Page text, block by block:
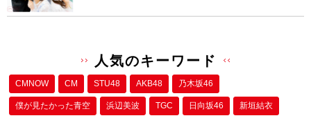
人気のキーワード
CMNOW CM STU48 AKB48 乃木坂46
僕が⾒たかった⻘空 浜辺美波 TGC 日向坂46 新垣結衣